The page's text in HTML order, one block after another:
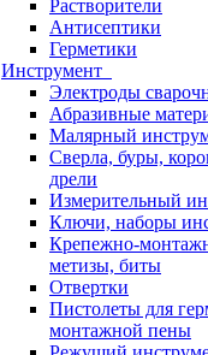
Растворители
Антисептики
Герметики
Инструмент
Электроды
Абразивные
Малярный
Сверла, буры,
дрели
Измерительный
Ключи, наборы
Крепежно-
метизы, биты
Отвертки
Пистолеты для
монтажной пены